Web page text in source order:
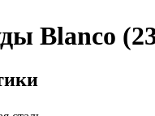
Blanco